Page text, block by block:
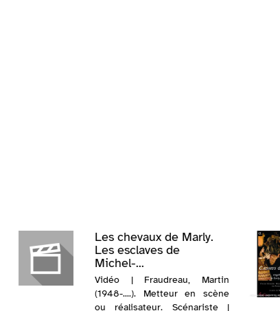
Les chevaux de Marly.
Les esclaves de
Michel-...
Vidéo | Fraudreau, Martin
(1948-....). Metteur en scène
ou réalisateur. Scénariste |